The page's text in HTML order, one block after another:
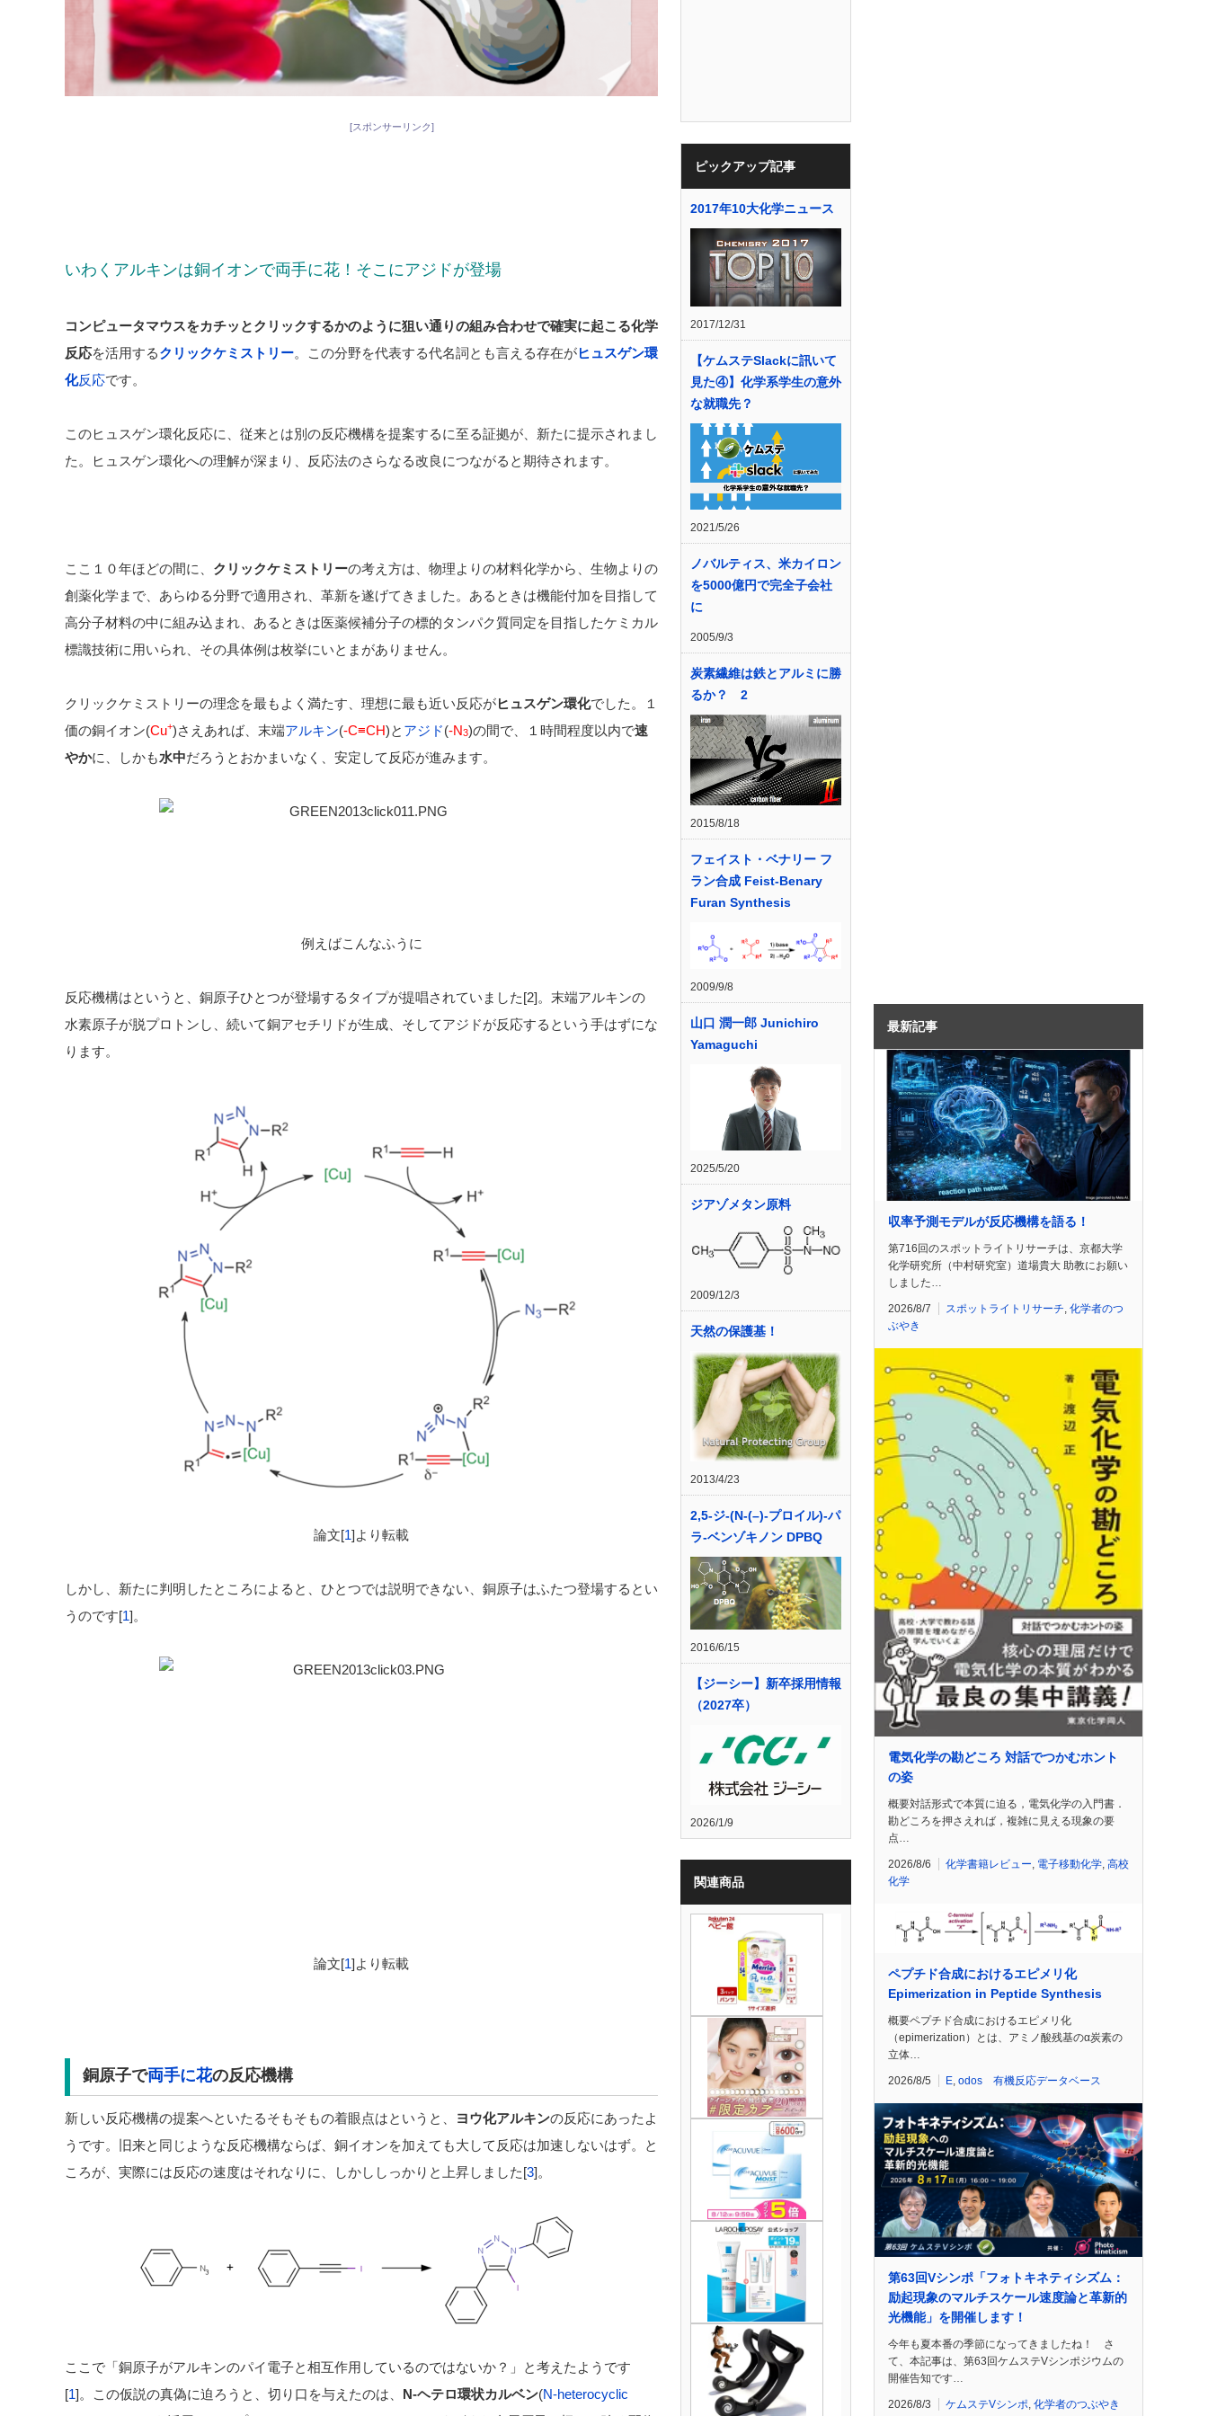
[スポンサーリンク]
いわくアルキンは銅イオンで両手に花！そこにアジドが登場
コンピュータマウスをカチッとクリックするかのように狙い通りの組み合わせで確実に起こる化学
反応を活用するクリックケミストリー。この分野を代表する代名詞とも言える存在がヒュスゲン環
化反応です。
このヒュスゲン環化反応に、従来とは別の反応機構を提案するに至る証拠が、新たに提示されまし
た。ヒュスゲン環化への理解が深まり、反応法のさらなる改良につながると期待されます。
ここ１０年ほどの間に、 クリックケミストリーの考え方は、物理よりの材料化学から、生物よりの
創薬化学まで、あらゆる分野で適用され、革新を遂げてきました。あるときは機能付加を目指して
高分子材料の中に組み込まれ、あるときは医薬候補分子の標的タンパク質同定を目指したケミカル
標識技術に用いられ、その具体例は枚挙にいとまがありません。
クリックケミストリーの理念を最もよく満たす、理想に最も近い反応がヒュスゲン環化でした。１
価の銅イオン(Cu+)さえあれば、末端アルキン(-C≡CH)と アジド(-N3)の間で、１時間程度以内で速
やかに、しかも水中だろうとおかまいなく、安定して反応が進みます。
例えばこんなふうに
反応機構はというと、銅原子ひとつが登場するタイプが提唱されていました[2]。末端アルキンの
水素原子が脱プロトンし、続いて銅アセチリドが生成、そしてアジドが反応するという手はずにな
ります。
論文[1]より転載
しかし、新たに判明したところによると、ひとつでは説明できない、銅原子はふたつ登場するとい
うのです[1]。
論文[1]より転載
銅原子で両手に花の反応機構
新しい反応機構の提案へといたるそもそもの着眼点はというと、 ヨウ化アルキンの反応にあったよ
うです。旧来と同じような反応機構ならば、銅イオンを加えても大して反応は加速しないはず。と
ころが、実際には反応の速度はそれなりに、しかししっかりと上昇しました[3]。
ここで「銅原子がアルキンのパイ電子と相互作用しているのではないか？」と考えたようです
[1]。この仮説の真偽に迫ろうと、切り口を与えたのは、 N-ヘテロ環状カルベン(N-heterocyclic
ピックアップ記事
2017年10大化学ニュース
2017/12/31
【ケムステSlackに訊いて
見た④】化学系学生の意外
な就職先？
2021/5/26
ノバルティス、米カイロン
を5000億円で完全子会社
に
2005/9/3
炭素繊維は鉄とアルミに勝
るか？ 2
2015/8/18
フェイスト・ベナリー フ
ラン合成 Feist-Benary
Furan Synthesis
2009/9/8
山口 潤一郎 Junichiro
Yamaguchi
2025/5/20
ジアゾメタン原料
2009/12/3
天然の保護基！
2013/4/23
2,5-ジ-(N-(­­­­–)-プロイル)-パ
ラ-ベンゾキノン DPBQ
2016/6/15
【ジーシー】新卒採用情報
（2027卒）
2026/1/9
関連商品
最新記事
収率予測モデルが反応機構を語る！
第716回のスポットライトリサーチは、京都大学
化学研究所（中村研究室）道場貴大 助教にお願い
しました…
2026/8/7 スポットライトリサーチ 化学者のつ
ぶやき
電気化学の勘どころ 対話でつかむホント
の姿
概要対話形式で本質に迫る，電気化学の入門書．
勘どころを押さえれば，複雑に見える現象の要
点…
2026/8/6 化学書籍レビュー 電子移動化学 高校
化学
ペプチド合成におけるエピメリ化
Epimerization in Peptide Synthesis
概要ペプチド合成におけるエピメリ化
（epimerization）とは、アミノ酸残基のα炭素の
立体…
2026/8/5 E odos 有機反応データベース
第63回Vシンポ「フォトキネティシズム：
励起現象のマルチスケール速度論と革新的
光機能」を開催します！
今年も夏本番の季節になってきましたね！ さ
て、本記事は、第63回ケムステVシンポジウムの
開催告知です…
2026/8/3 ケムステVシンポ, 化学者のつぶやき